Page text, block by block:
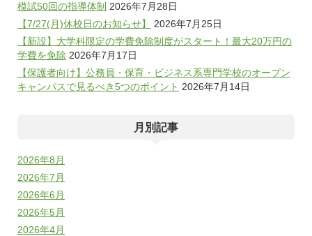
模試50回の指導体制 2026年7月28日
【7/27(月)休校日のお知らせ】
2026年7月25日
【新設】大学科限定の学費免除制度がスタート！最大20万円の
学費を免除 2026年7月17日
【保護者向け】公務員・保育・ビジネス系専門学校のオープン
キャンパスで見るべき5つのポイント 2026年7月14日
月別記事
2026年8月
2026年7月
2026年6月
2026年5月
2026年4月